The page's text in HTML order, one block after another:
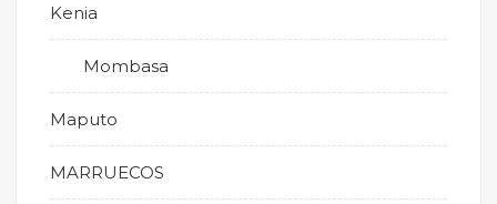
Kenia
Mombasa
Maputo
MARRUECOS